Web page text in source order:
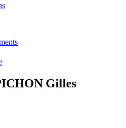
Gilles